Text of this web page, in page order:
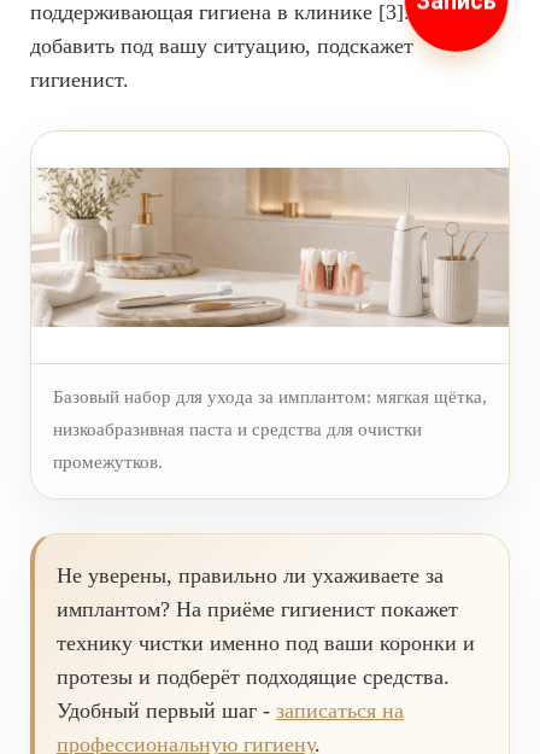
поддерживающая гигиена в клинике [3]. Что
добавить под вашу ситуацию, подскажет
гигиенист.
Базовый набор для ухода за имплантом: мягкая щётка,
низкоабразивная паста и средства для очистки
промежутков.
Не уверены, правильно ли ухаживаете за
имплантом? На приёме гигиенист покажет
технику чистки именно под ваши коронки и
протезы и подберёт подходящие средства.
Удобный первый шаг - записаться на
профессиональную гигиену.